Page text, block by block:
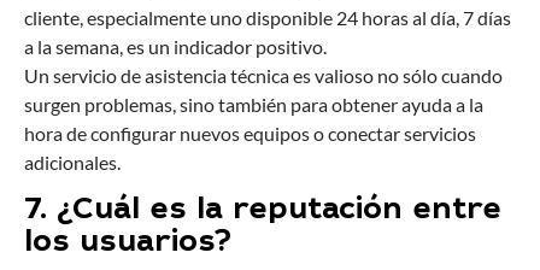
cliente, especialmente uno disponible 24 horas al día, 7 días
a la semana, es un indicador positivo.
Un servicio de asistencia técnica es valioso no sólo cuando
surgen problemas, sino también para obtener ayuda a la
hora de configurar nuevos equipos o conectar servicios
adicionales.
7. ¿Cuál es la reputación entre
los usuarios?